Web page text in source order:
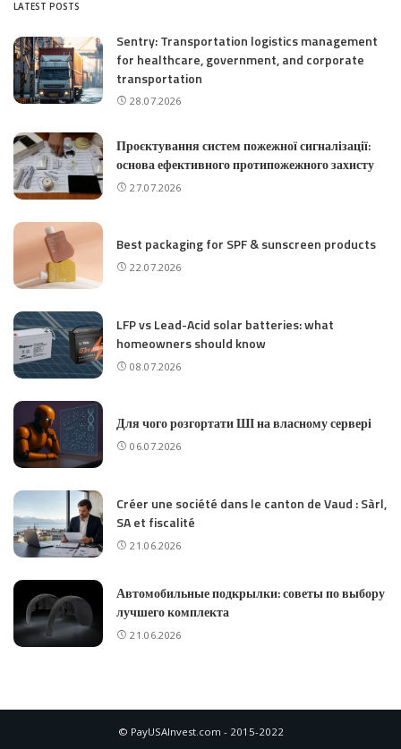
LATEST POSTS
Sentry: Transportation logistics management
for healthcare, government, and corporate
transportation
28.07.2026
Проєктування систем пожежної сигналізації:
основа ефективного протипожежного захисту
27.07.2026
Best packaging for SPF & sunscreen products
22.07.2026
LFP vs Lead-Acid solar batteries: what
homeowners should know
08.07.2026
Для чого розгортати ШІ на власному сервері
06.07.2026
Créer une société dans le canton de Vaud : Sàrl,
SA et fiscalité
21.06.2026
Автомобильные подкрылки: советы по выбору
лучшего комплекта
21.06.2026
© PayUSAInvest.com - 2015-2022